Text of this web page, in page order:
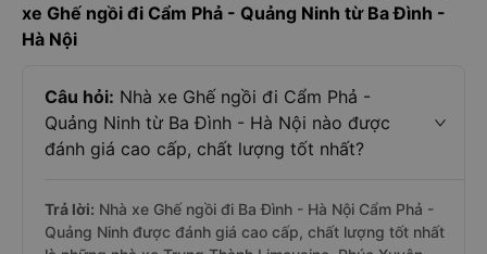
xe Ghế ngồi đi Cẩm Phả - Quảng Ninh từ Ba Đình -
Hà Nội
Câu hỏi: Nhà xe Ghế ngồi đi Cẩm Phả -
Quảng Ninh từ Ba Đình - Hà Nội nào được
đánh giá cao cấp, chất lượng tốt nhất?
Trả lời: Nhà xe Ghế ngồi đi Ba Đình - Hà Nội Cẩm Phả -
Quảng Ninh được đánh giá cao cấp, chất lượng tốt nhất